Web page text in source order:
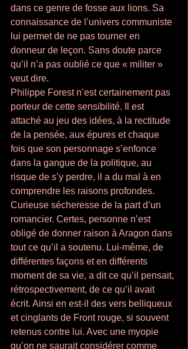
dans ce genre de fosse aux lions. Sa
connaissance de l’univers communiste
lui permet de ne pas tourner en
donneur de leçon. Sans doute parce
qu’il n’a pas oublié ce que « militer »
veut dire.
Philippe Forest n’est certainement pas
porteur de cette sensibilité. Il est
attaché au jeu des idées, à la rectitude
de la pensée, aux épures et chaque
fois que son personnage s’enfonce
dans la gangue de la politique, au
risque de s’y perdre, il a du mal à en
comprendre les raisons profondes.
Curieuse sécheresse de la part d’un
romancier. Certes, personne n’est
obligé de donner raison à Aragon dans
tout ce qu’il a soutenu. Lui-même, de
différentes façons et en différents
moment de sa vie, a dit ce qu’il pensait,
rétrospectivement, de ce qu’il avait
écrit. Ainsi en est-il des vers belliqueux
et cinglants de Front rouge, si souvent
retenus contre lui. Avec une myopie
qu’on ne saurait considérer comme